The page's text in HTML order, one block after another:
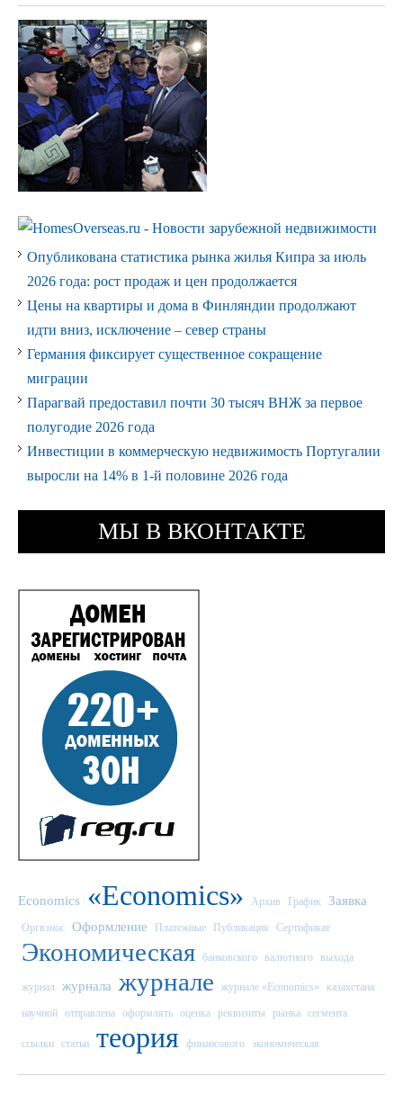
Опубликована статистика рынка жилья Кипра за июль
2026 года: рост продаж и цен продолжается
Цены на квартиры и дома в Финляндии продолжают
идти вниз, исключение – север страны
Германия фиксирует существенное сокращение
миграции
Парагвай предоставил почти 30 тысяч ВНЖ за первое
полугодие 2026 года
Инвестиции в коммерческую недвижимость Португалии
выросли на 14% в 1-й половине 2026 года
МЫ В ВКОНТАКТЕ
Economics «Economics» Архив График Заявка
Оргвзнос Оформление Платежные Публикация Сертификат
Экономическая банковского валютного выхода
журнал журнала журнале журнале «Economics» казахстана
научной отправлена оформлять оценка реквизиты рынка сегмента
ссылки статьи теория финансового экономическая